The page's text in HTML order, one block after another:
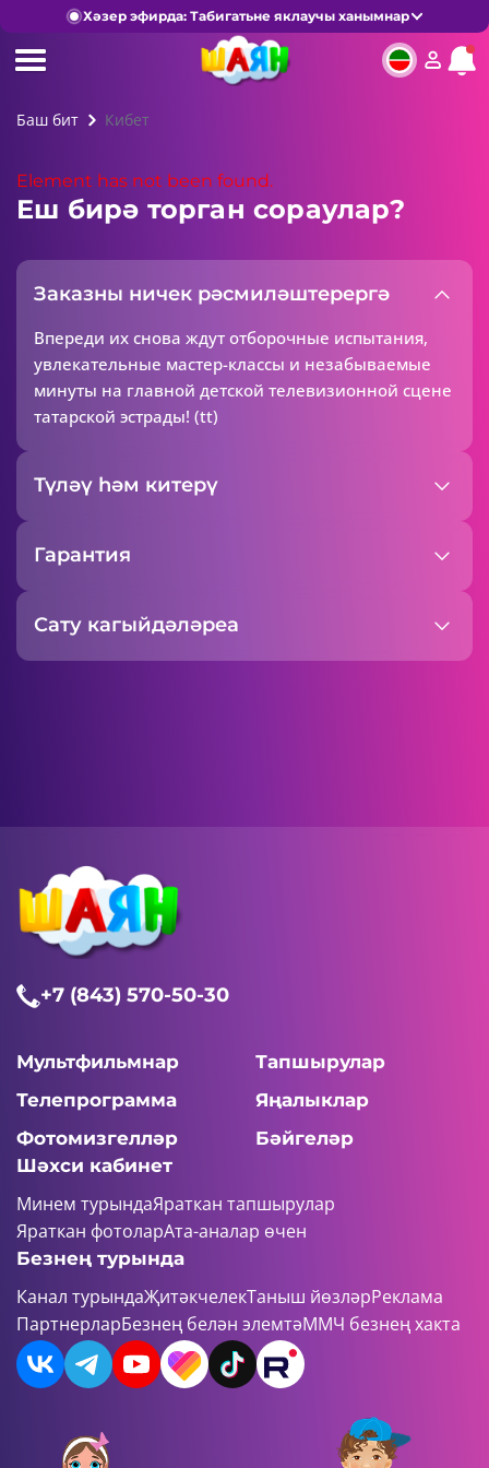
Хәзер эфирда: Табигатьне яклаучы ханымнар
Баш бит Кибет
Element has not been found.
Еш бирә торган сораулар?
Заказны ничек рәсмиләштерергә
Впереди их снова ждут отборочные испытания,
увлекательные мастер-классы и незабываемые
минуты на главной детской телевизионной сцене
татарской эстрады! (tt)
Түләү һәм китерү
Гарантия
Сату кагыйдәләреa
+7 (843) 570-50-30
Мультфильмнар
Тапшырулар
Телепрограмма
Яңалыклар
Фотомизгелләр
Бәйгеләр
Шәхси кабинет
Минем турындаЯраткан тапшырулар
Яраткан фотоларАта-аналар өчен
Безнең турында
Канал турындаҖитәкчелекТаныш йөзләрРеклама
ПартнерларБезнең белән элемтәММЧ безнең хакта